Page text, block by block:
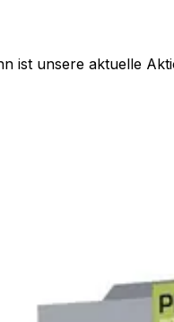
ist unsere aktuelle